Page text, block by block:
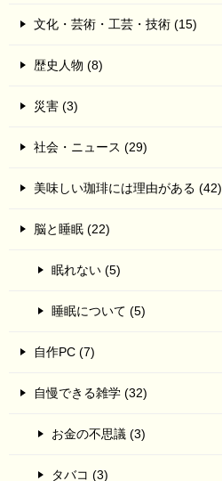
文化・芸術・工芸・技術 (15)
歴史人物 (8)
災害 (3)
社会・ニュース (29)
美味しい珈琲には理由がある (42)
脳と睡眠 (22)
眠れない (5)
睡眠について (5)
自作PC (7)
自慢できる雑学 (32)
お金の不思議 (3)
タバコ (3)